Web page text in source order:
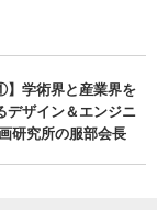
】学術界と産業界を
デザイン＆エンジニ
研究所の服部会長